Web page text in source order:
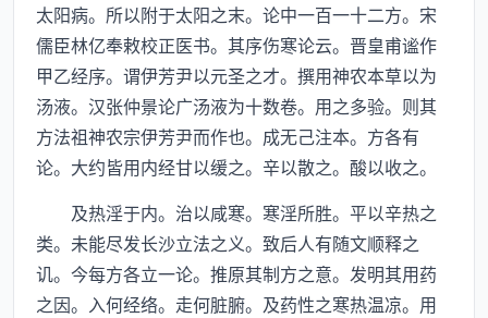
太阳病。所以附于太阳之末。论中一百一十二方。宋
儒臣林亿奉敕校正医书。其序伤寒论云。晋皇甫谧作
甲乙经序。谓伊芳尹以元圣之才。撰用神农本草以为
汤液。汉张仲景论广汤液为十数卷。用之多验。则其
方法祖神农宗伊芳尹而作也。成无己注本。方各有
论。大约皆用内经甘以缓之。辛以散之。酸以收之。
及热淫于内。治以咸寒。寒淫所胜。平以辛热之
类。未能尽发长沙立法之义。致后人有随文顺释之
讥。今每方各立一论。推原其制方之意。发明其用药
之因。入何经络。走何脏腑。及药性之寒热温凉。用